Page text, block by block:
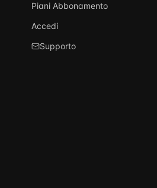
Piani Abbonamento
Accedi
Supporto